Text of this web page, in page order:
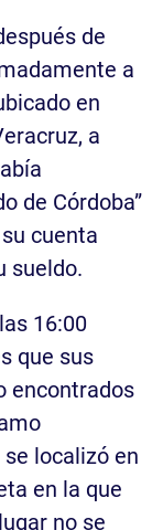
de
a
en
a
de Córdoba”
cuenta
sueldo.
16:00
que sus
encontrados
localizó en
en la que
no se